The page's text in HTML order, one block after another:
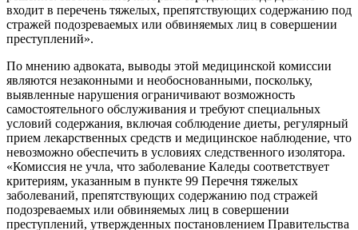
входит в перечень тяжелых, препятствующих содержанию под
стражей подозреваемых или обвиняемых лиц в совершении
преступлений».
По мнению адвоката, выводы этой медицинской комиссии
являются незаконными и необоснованными, поскольку,
выявленные нарушения ограничивают возможность
самостоятельного обслуживания и требуют специальных
условий содержания, включая соблюдение диеты, регулярный
прием лекарственных средств и медицинское наблюдение, что
невозможно обеспечить в условиях следственного изолятора.
«Комиссия не учла, что заболевание Каледы соответствует
критериям, указанным в пункте 99 Перечня тяжелых
заболеваний, препятствующих содержанию под стражей
подозреваемых или обвиняемых лиц в совершении
преступлений, утвержденных постановлением Правительства